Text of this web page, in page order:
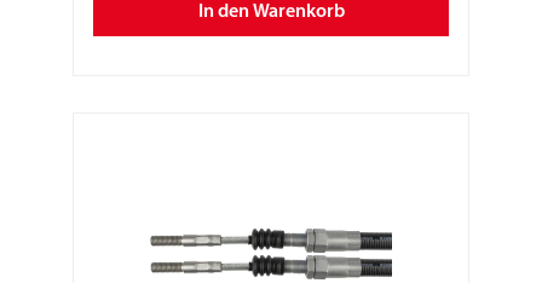
In den Warenkorb